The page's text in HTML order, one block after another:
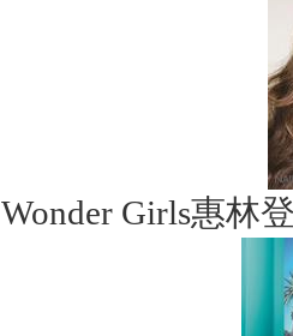
Wonder Girls惠林